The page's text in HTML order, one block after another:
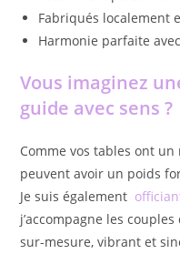
Fabriqués localement
Harmonie parfaite
Vous imaginez
guide avec sens ?
Comme vos tables ont
peuvent avoir un poids
Je suis également
j’accompagne les
sur-mesure, vibrant et